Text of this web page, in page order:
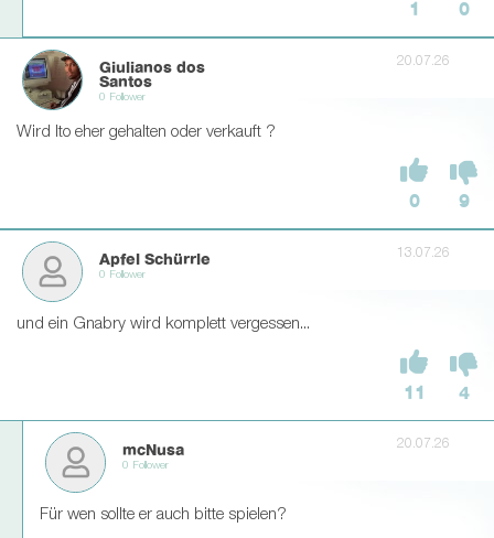
1 0
Giulianos dos
Santos
0 Follower
20.07.26
Wird Ito eher gehalten oder verkauft ?
0 9
Apfel Schürrle
0 Follower
13.07.26
und ein Gnabry wird komplett vergessen...
11 4
mcNusa
0 Follower
20.07.26
Für wen sollte er auch bitte spielen?